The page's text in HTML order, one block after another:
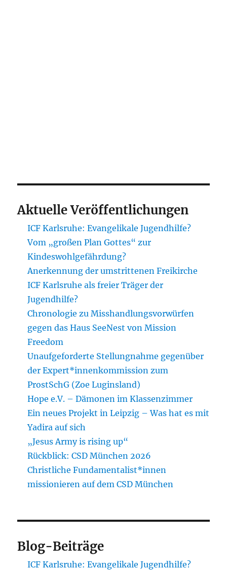
Aktuelle Veröffentlichungen
ICF Karlsruhe: Evangelikale Jugendhilfe?
Vom „großen Plan Gottes“ zur
Kindeswohlgefährdung?
Anerkennung der umstrittenen Freikirche
ICF Karlsruhe als freier Träger der
Jugendhilfe?
Chronologie zu Misshandlungsvorwürfen
gegen das Haus SeeNest von Mission
Freedom
Unaufgeforderte Stellungnahme gegenüber
der Expert*innenkommission zum
ProstSchG (Zoe Luginsland)
Hope e.V. – Dämonen im Klassenzimmer
Ein neues Projekt in Leipzig – Was hat es mit
Yadira auf sich
„Jesus Army is rising up“
Rückblick: CSD München 2026
Christliche Fundamentalist*innen
missionieren auf dem CSD München
Blog-Beiträge
ICF Karlsruhe: Evangelikale Jugendhilfe?